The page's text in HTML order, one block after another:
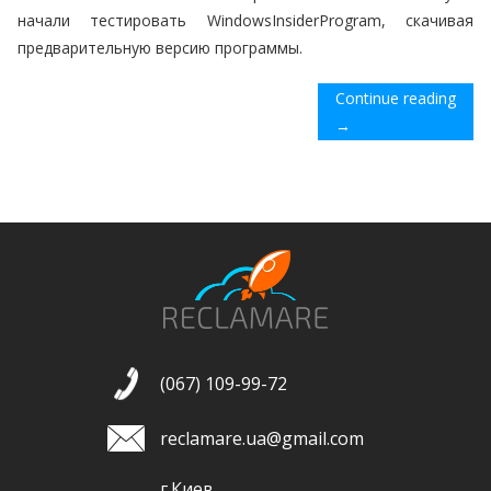
начали тестировать WindowsInsiderProgram, скачивая
предварительную версию программы.
Continue reading
→
(067) 109-99-72
reclamare.ua@gmail.com